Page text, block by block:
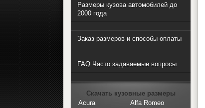
Размеры кузова автомобилей до
2000 года
Заказ размеров и способы оплаты
FAQ Часто задаваемые вопросы
Скачать кузовные размеры
Acura
Alfa Romeo